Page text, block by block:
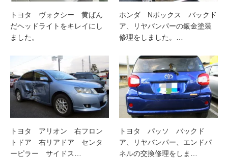
トヨタ ヴォクシー 黄ばん
だヘッドライトをキレイにし
ました。
ホンダ Nボックス バックド
ア、リヤバンパーの鈑金塗装
修理をしました。…
トヨタ アリオン 右フロン
トドア 右リアドア センタ
ーピラー サイドス…
トヨタ パッソ バックド
ア、リヤバンパー、エンドパ
ネルの交換修理をしま…